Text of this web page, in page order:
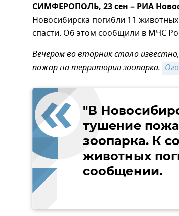
СИМФЕРОПОЛЬ, 23 сен – РИА
Новосибирска погибли 11
спасти. Об этом сообщили в МЧС
Вечером во вторник стало
пожар на территории зоопарка.
"В
тушение
зоопарка. К
животных
сообщении.